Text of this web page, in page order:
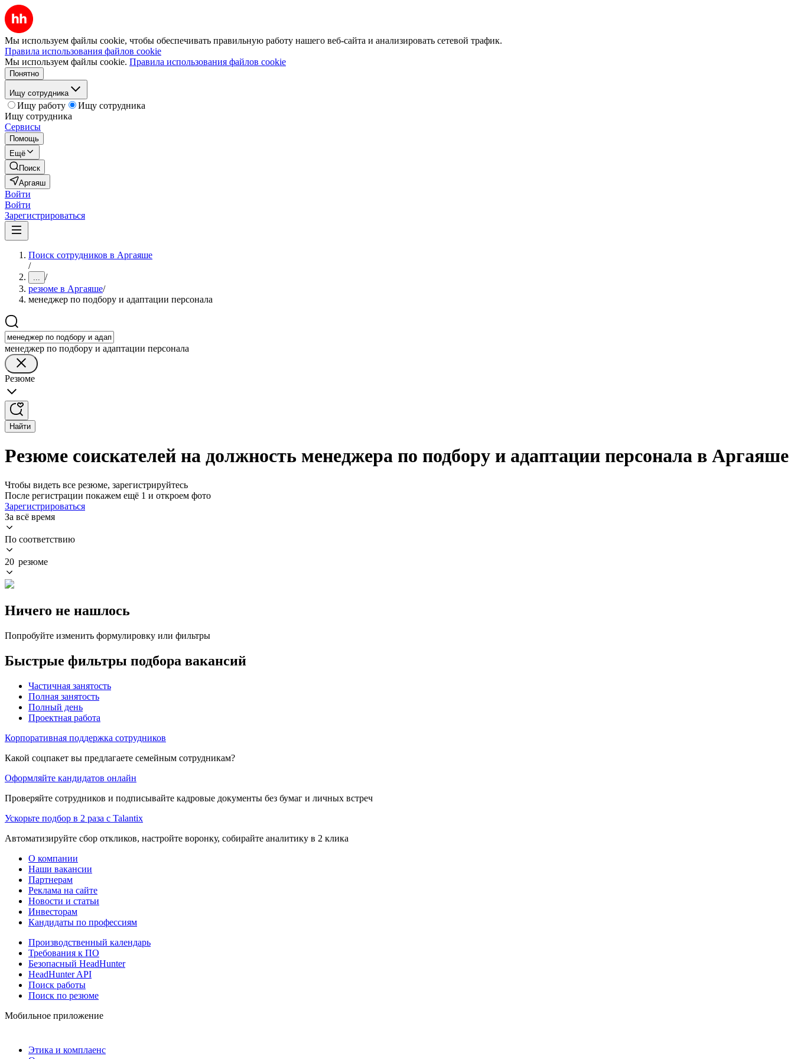
Мы используем файлы cookie, чтобы обеспечивать правильную работу нашего веб-сайта и анализировать сетевой трафик.
Правила использования файлов cookie
Мы используем файлы cookie. Правила использования файлов cookie
Понятно
Ищу сотрудника
Ищу работу
Ищу сотрудника
Ищу сотрудника
Сервисы
Помощь
Ещё
Поиск
Аргаяш
Войти
Войти
Зарегистрироваться
Поиск сотрудников в Аргаяше
/
... /
резюме в Аргаяше/
менеджер по подбору и адаптации персонала
менеджер по подбору и адаптации персонала
Резюме
Найти
Резюме соискателей на должность менеджера по подбору и адаптации персонала в Аргаяше
Чтобы видеть все резюме, зарегистрируйтесь
После регистрации покажем ещё 1 и откроем фото
Зарегистрироваться
За всё время
По соответствию
20 резюме
Ничего не нашлось
Попробуйте изменить формулировку или фильтры
Быстрые фильтры подбора вакансий
Частичная занятость
Полная занятость
Полный день
Проектная работа
Корпоративная поддержка сотрудников
Какой соцпакет вы предлагаете семейным сотрудникам?
Оформляйте кандидатов онлайн
Проверяйте сотрудников и подписывайте кадровые документы без бумаг и личных встреч
Ускорьте подбор в 2 раза с Talantix
Автоматизируйте сбор откликов, настройте воронку, собирайте аналитику в 2 клика
О компании
Наши вакансии
Партнерам
Реклама на сайте
Новости и статьи
Инвесторам
Кандидаты по профессиям
Производственный календарь
Требования к ПО
Безопасный HeadHunter
HeadHunter API
Поиск работы
Поиск по резюме
Мобильное приложение
Этика и комплаенс